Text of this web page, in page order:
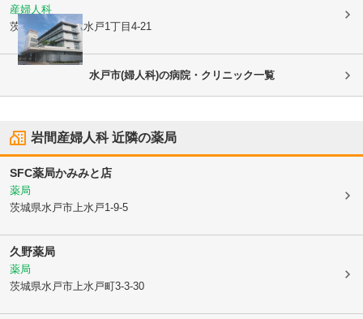
産婦人科
茨城県水戸市上水戸1丁目4-21
水戸市(婦人科)の病院・クリニック一覧
岩間産婦人科近隣の薬局
SFC薬局かみみと店
薬局
茨城県水戸市上水戸1-9-5
久野薬局
薬局
茨城県水戸市上水戸町3-3-30